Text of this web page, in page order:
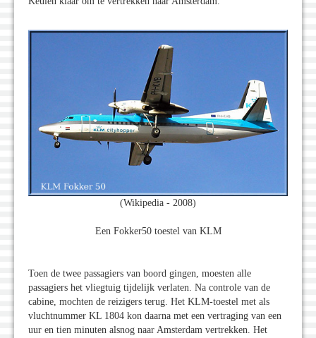
(Wikipedia - 2008)
Een Fokker50 toestel van KLM
Toen de twee passagiers van boord gingen, moesten alle
passagiers het vliegtuig tijdelijk verlaten. Na controle van de
cabine, mochten de reizigers terug. Het KLM-toestel met als
vluchtnummer KL 1804 kon daarna met een vertraging van een
uur en tien minuten alsnog naar Amsterdam vertrekken. Het